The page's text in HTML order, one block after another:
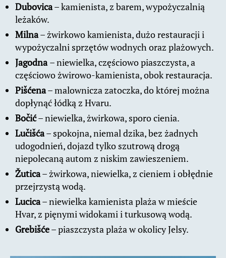
Dubovica– kamienista, z barem, wypożyczalnią
leżaków.
Milna– żwirkowo kamienista, dużo restauracji i
wypożyczalni sprzętów wodnych oraz plażowych.
Jagodna– niewielka, częściowo piaszczysta, a
częściowo żwirowo-kamienista, obok restauracja.
Pišćena– malownicza zatoczka, do której można
dopłynąć łódką z Hvaru.
Bočić– niewielka, żwirkowa, sporo cienia.
Lučišća– spokojna, niemal dzika, bez żadnych
udogodnień, dojazd tylko szutrową drogą
niepolecaną autom z niskim zawieszeniem.
Žutica– żwirkowa, niewielka, z cieniem i obłędnie
przejrzystą wodą.
Lucica– niewielka kamienista plaża w mieście
Hvar, z pięnymi widokami i turkusową wodą.
Grebišće– piaszczysta plaża w okolicy Jelsy.